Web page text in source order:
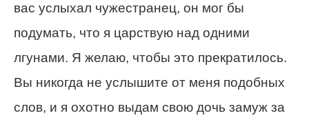
вас услыхал чужестранец, он мог бы
подумать, что я царствую над одними
лгунами. Я желаю, чтобы это прекратилось.
Вы никогда не услышите от меня подобных
слов, и я охотно выдам свою дочь замуж за